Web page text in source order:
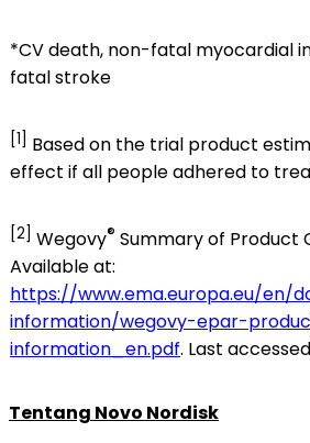
*CV death, non-fatal myocardial
fatal stroke
[1] Based on the trial product
effect if all people adhered to
[2] Wegovy® Summary of Product
Available at:
https://www.ema.europa.eu/en/
information/wegovy-epar-
information_en.pdf. Last
Tentang Novo Nordisk